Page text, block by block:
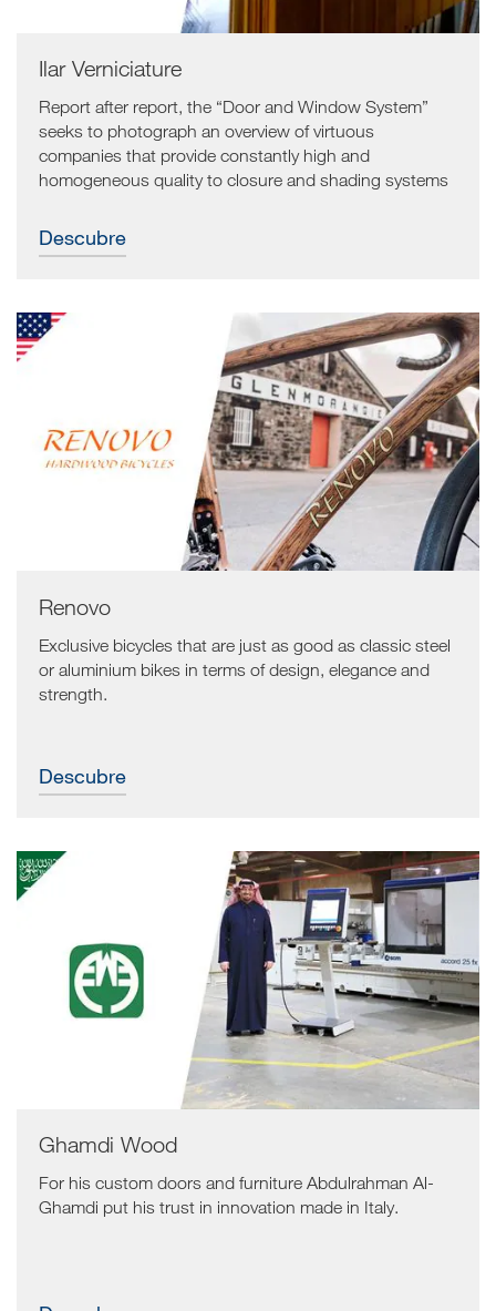
Ilar Verniciature
Report after report, the “Door and Window System”
seeks to photograph an overview of virtuous
companies that provide constantly high and
homogeneous quality to closure and shading systems
offered by a subcontractor with a great entrepreneurial
capacity.
Descubre
Renovo
Exclusive bicycles that are just as good as classic steel
or aluminium bikes in terms of design, elegance and
strength.
Descubre
Ghamdi Wood
For his custom doors and furniture Abdulrahman Al-
Ghamdi put his trust in innovation made in Italy.